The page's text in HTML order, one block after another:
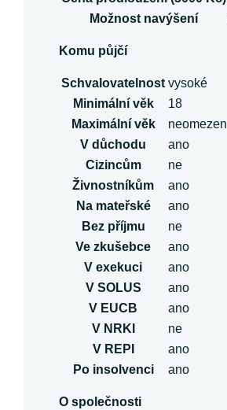
Možnost navýšení
Komu půjčí
Schvalovatelnost vysoké
Minimální věk
18
Maximální věk
neomezen
V důchodu
ano
Cizincům
ne
Živnostníkům
ano
Na mateřské
ano
Bez příjmu
ne
Ve zkušebce
ano
V exekuci
ano
V SOLUS
ano
V EUCB
ano
V NRKI
ne
V REPI
ano
Po insolvenci
ano
O společnosti